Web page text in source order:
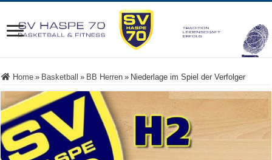
Home » Basketball » BB Herren » Niederlage im Spiel der Verfolger